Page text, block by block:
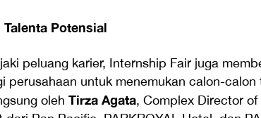
Potensial
peluang karier, Internship Fair juga
perusahaan untuk menemukan calon-
oleh Tirza Agata, Complex Director